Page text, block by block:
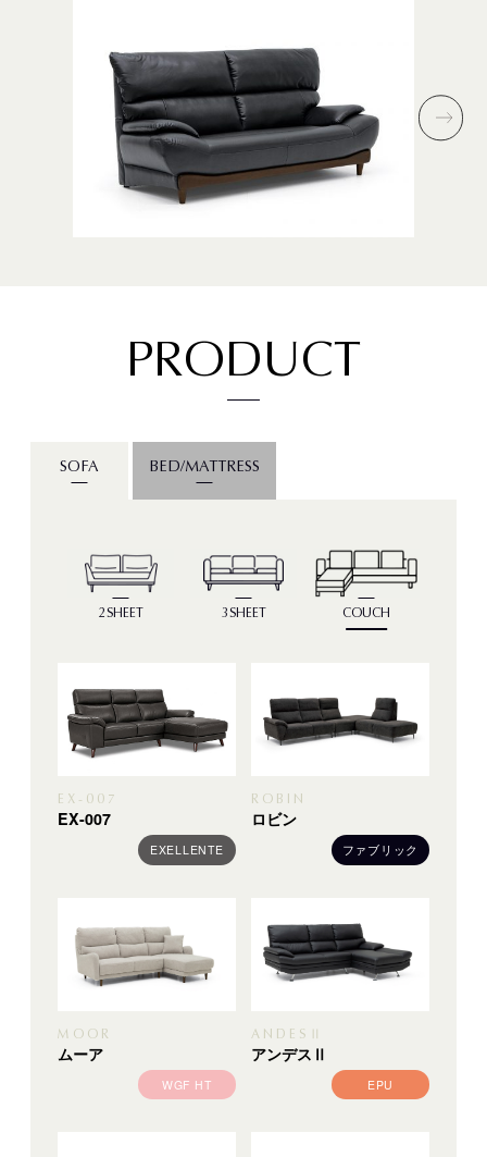
PRODUCT
SOFA BED/MATTRESS
2SHEET 3SHEET COUCH
EX-007
EX-007
EXELLENTE
ROBIN
ロビン
ファブリック
MOOR
ムーア
WGF HT
ANDESⅡ
アンデスⅡ
EPU